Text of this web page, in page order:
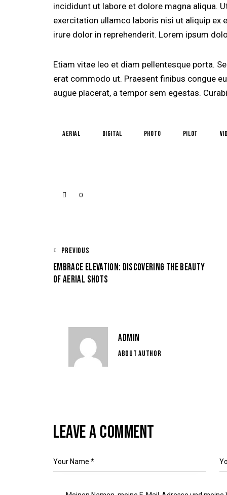
incididunt ut labore et dolore magna aliqua.
exercitation ullamco laboris nisi ut aliquip ex
irure dolor in reprehenderit. Lorem ipsum
Etiam vitae leo et diam pellentesque porta.
erat commodo ut. Praesent finibus congue
augue placerat, a tempor sem egestas.
aerial digital photo pilot
0
PREVIOUS
EMBRACE ELEVATION: DISCOVERING THE BEAUTY
OF AERIAL SHOTS
ADMIN
ABOUT AUTHOR
LEAVE A COMMENT